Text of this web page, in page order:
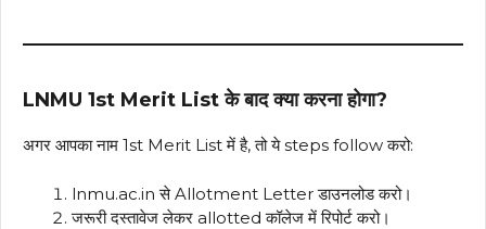
LNMU 1st Merit List के बाद क्या करना होगा?
अगर आपका नाम 1st Merit List में है, तो ये steps follow करो:
lnmu.ac.in से Allotment Letter डाउनलोड करो।
जरूरी दस्तावेज लेकर allotted कॉलेज में रिपोर्ट करो।